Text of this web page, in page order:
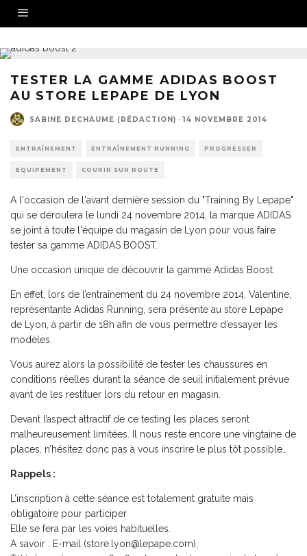
TESTER LA GAMME ADIDAS BOOST
AU STORE LEPAPE DE LYON
SABINE DECHAUME (RÉDACTION) · 14 NOVEMBRE 2014
ENTRAÎNEMENT ENTRAÎNEMENT RUNNING PROGRESSER
EQUIPEMENT COURIR SUR ROUTE
A l'occasion de l'avant dernière session du "Training By Lepape"
qui se déroulera le lundi 24 novembre 2014, la marque ADIDAS
se joint à toute l'équipe du magasin de Lyon pour vous faire
tester sa gamme ADIDAS BOOST.
Une occasion unique de découvrir la gamme Adidas Boost.
En effet, lors de l’entraînement du 24 novembre 2014, Valentine,
représentante Adidas Running, sera présente au store Lepape
de Lyon, à partir de 18h afin de vous permettre d’essayer les
modèles.
Vous aurez alors la possibilité de tester les chaussures en
conditions réelles durant la séance de seuil initialement prévue
avant de les restituer lors du retour en magasin.
Devant l’aspect attractif de ce testing les places seront
malheureusement limitées. Il nous reste encore une vingtaine de
places, n’hésitez donc pas à vous inscrire le plus tôt possible…
Rappels :
L’inscription à cette séance est totalement gratuite mais
obligatoire pour participer
Elle se fera par les voies habituelles.
A savoir : E-mail (store.lyon@lepape.com),